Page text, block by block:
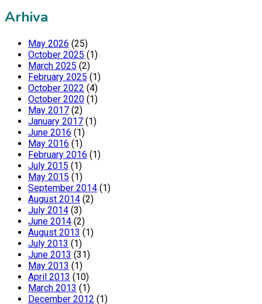
Arhiva
May 2026 (25)
October 2025 (1)
March 2025 (2)
February 2025 (1)
October 2022 (4)
October 2020 (1)
May 2017 (2)
January 2017 (1)
June 2016 (1)
May 2016 (1)
February 2016 (1)
July 2015 (1)
May 2015 (1)
September 2014 (1)
August 2014 (2)
July 2014 (3)
June 2014 (2)
August 2013 (1)
July 2013 (1)
June 2013 (31)
May 2013 (1)
April 2013 (10)
March 2013 (1)
December 2012 (1)